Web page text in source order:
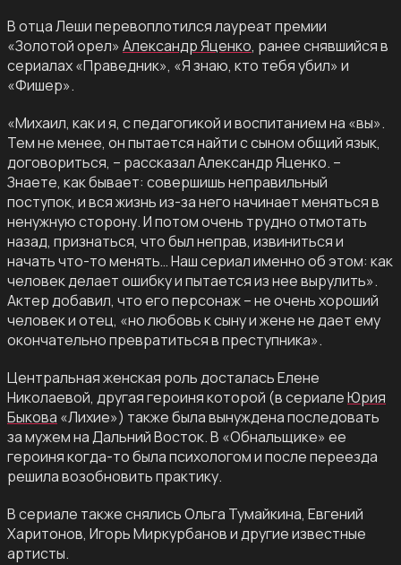
В отца Леши перевоплотился лауреат премии
«Золотой орел» Александр Яценко, ранее снявшийся в
сериалах «Праведник», «Я знаю, кто тебя убил» и
«Фишер».
«Михаил, как и я, с педагогикой и воспитанием на «вы».
Тем не менее, он пытается найти с сыном общий язык,
договориться, – рассказал Александр Яценко. –
Знаете, как бывает: совершишь неправильный
поступок, и вся жизнь из-за него начинает меняться в
ненужную сторону. И потом очень трудно отмотать
назад, признаться, что был неправ, извиниться и
начать что-то менять… Наш сериал именно об этом: как
человек делает ошибку и пытается из нее вырулить».
Актер добавил, что его персонаж – не очень хороший
человек и отец, «но любовь к сыну и жене не дает ему
окончательно превратиться в преступника».
Центральная женская роль досталась Елене
Николаевой, другая героиня которой (в сериалеЮрия
Быкова «Лихие») также была вынуждена последовать
за мужем на Дальний Восток. В «Обнальщике» ее
героиня когда-то была психологом и после переезда
решила возобновить практику.
В сериале также снялись Ольга Тумайкина, Евгений
Харитонов, Игорь Миркурбанов и другие известные
артисты.